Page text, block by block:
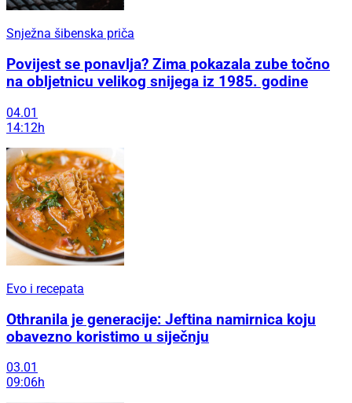
Snježna šibenska priča
Povijest se ponavlja? Zima pokazala zube točno
na obljetnicu velikog snijega iz 1985. godine
04.01
14:12h
Evo i recepata
Othranila je generacije: Jeftina namirnica koju
obavezno koristimo u siječnju
03.01
09:06h